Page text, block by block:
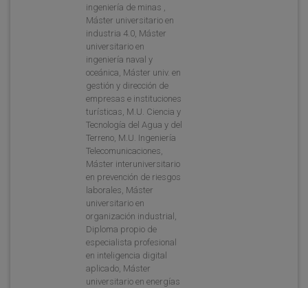
ingeniería de minas ,
Máster universitario en
industria 4.0, Máster
universitario en
ingeniería naval y
oceánica, Máster univ. en
gestión y dirección de
empresas e instituciones
turísticas, M.U. Ciencia y
Tecnología del Agua y del
Terreno, M.U. Ingeniería
Telecomunicaciones,
Máster interuniversitario
en prevención de riesgos
laborales, Máster
universitario en
organización industrial,
Diploma propio de
especialista profesional
en inteligencia digital
aplicado, Máster
universitario en energías